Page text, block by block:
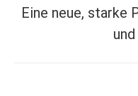
Eine neue, starke